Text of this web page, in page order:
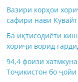
Вазири корҳои
сафири нави
Ба иқтисодиёти
хориҷӣ ворид
94,4 фоизи
Тоҷикистон бо